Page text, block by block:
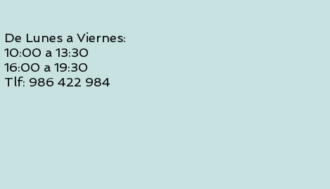
De Lunes a Viernes:
10:00 a 13:30
16:00 a 19:30
Tlf: 986 422 984